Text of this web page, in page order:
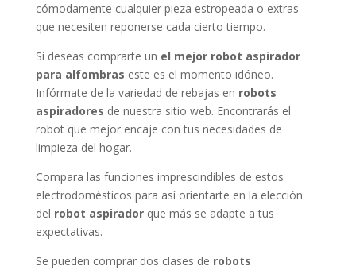
cómodamente cualquier pieza estropeada o extras
que necesiten reponerse cada cierto tiempo.
Si deseas comprarte un el mejor robot aspirador
para alfombras este es el momento idóneo.
Infórmate de la variedad de rebajas en robots
aspiradores de nuestra sitio web. Encontrarás el
robot que mejor encaje con tus necesidades de
limpieza del hogar.
Compara las funciones imprescindibles de estos
electrodomésticos para así orientarte en la elección
del robot aspiradorque más se adapte a tus
expectativas.
Se pueden comprar dos clases de robots